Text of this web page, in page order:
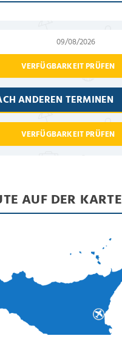
VERFÜGBARKEIT PRÜFEN
ANDEREN TERMINEN
VERFÜGBARKEIT PRÜFEN
AUF DER KARTE